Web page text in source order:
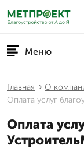
Меню
Главная
О
Оплата услуг
Оплата